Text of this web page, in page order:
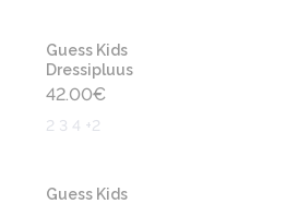
Guess Kids
Dressipluus
42.00€
2 3 4 +2
Guess Kids